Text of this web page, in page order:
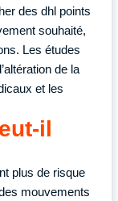
des dhl points
souhaité,
Les études
de la
et les
il
plus de risque
mouvements